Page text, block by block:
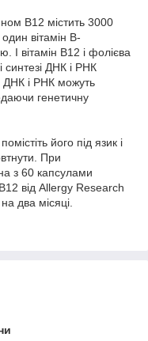
B12 містить 3000
вітамін B-
І вітамін B12 і фолієва
синтезі ДНК і РНК
ДНК і РНК можуть
генетичну
його під язик і
При
з 60 капсулами
від Allergy Research
два місяці.